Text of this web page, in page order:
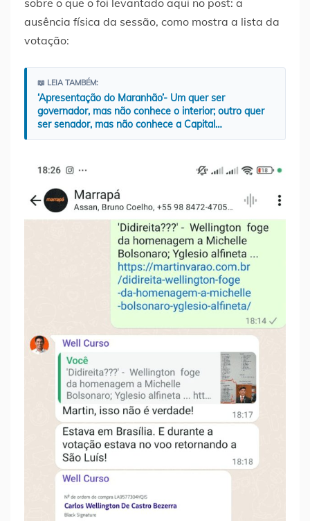
sobre o que o foi levantado aqui no post: a
ausência física da sessão, como mostra a lista da
votação:
📖 LEIA TAMBÉM:
‘Apresentação do Maranhão’- Um quer ser
governador, mas não conhece o interior; outro quer
ser senador, mas não conhece a Capital…